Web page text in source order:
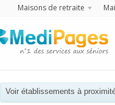
Maisons de retraite
Voir établissements à